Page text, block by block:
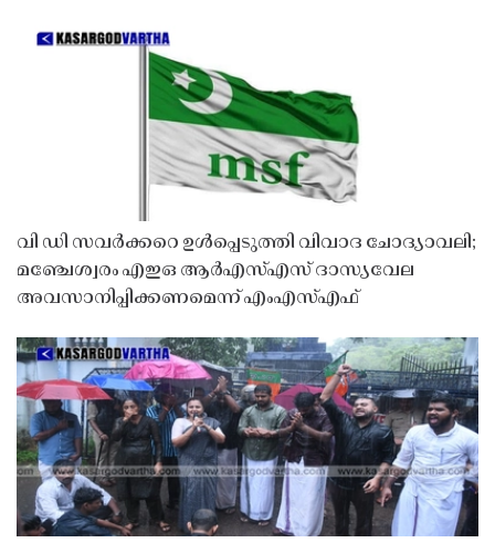
വി ഡി സവർക്കറെ ഉൾപ്പെടുത്തി വിവാദ ചോദ്യാവലി;
മഞ്ചേശ്വരം എഇഒ ആർഎസ്എസ് ദാസ്യവേല
അവസാനിപ്പിക്കണമെന്ന് എംഎസ്എഫ്